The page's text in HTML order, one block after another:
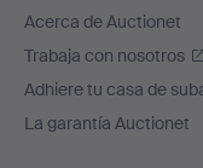
Acerca de Auctionet
Trabaja con nosotros
Adhiere tu casa de
La garantía Auctionet